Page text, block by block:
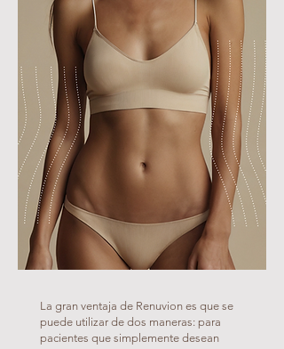
La gran ventaja de Renuvion es que se
puede utilizar de dos maneras: para
pacientes que simplemente desean